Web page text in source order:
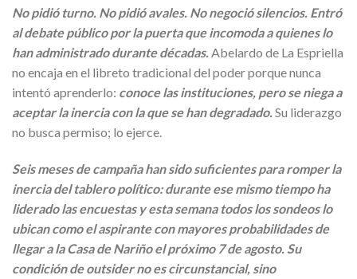
No pidió turno. No pidió avales. No negoció silencios. Entró
al debate público por la puerta que incomoda a quienes lo
han administrado durante décadas. Abelardo de La Espriella
no encaja en el libreto tradicional del poder porque nunca
intentó aprenderlo: conoce las instituciones, pero se niega a
aceptar la inercia con la que se han degradado. Su liderazgo
no busca permiso; lo ejerce.
Seis meses de campaña han sido suficientes para romper la
inercia del tablero político: durante ese mismo tiempo ha
liderado las encuestas y esta semana todos los sondeos lo
ubican como el aspirante con mayores probabilidades de
llegar a la Casa de Nariño el próximo 7 de agosto. Su
condición de outsider no es circunstancial, sino